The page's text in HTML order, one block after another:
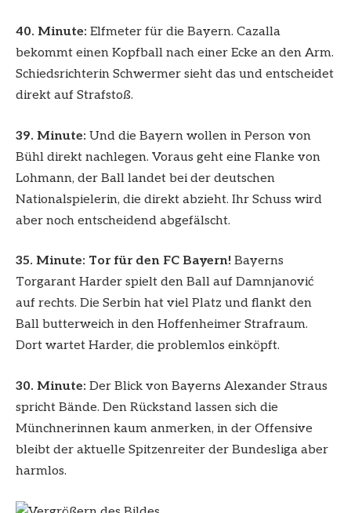
40. Minute: Elfmeter für die Bayern. Cazalla
bekommt einen Kopfball nach einer Ecke an den Arm.
Schiedsrichterin Schwermer sieht das und entscheidet
direkt auf Strafstoß.
39. Minute: Und die Bayern wollen in Person von
Bühl direkt nachlegen. Voraus geht eine Flanke von
Lohmann, der Ball landet bei der deutschen
Nationalspielerin, die direkt abzieht. Ihr Schuss wird
aber noch entscheidend abgefälscht.
35. Minute: Tor für den FC Bayern! Bayerns
Torgarant Harder spielt den Ball auf Damnjanović
auf rechts. Die Serbin hat viel Platz und flankt den
Ball butterweich in den Hoffenheimer Strafraum.
Dort wartet Harder, die problemlos einköpft.
30. Minute: Der Blick von Bayerns Alexander Straus
spricht Bände. Den Rückstand lassen sich die
Münchnerinnen kaum anmerken, in der Offensive
bleibt der aktuelle Spitzenreiter der Bundesliga aber
harmlos.